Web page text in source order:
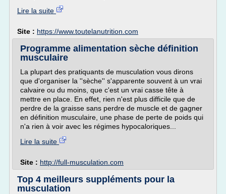
Lire la suite
Site : https://www.toutelanutrition.com
Programme alimentation sèche définition
musculaire
La plupart des pratiquants de musculation vous dirons
que d'organiser la ''sèche'' s'apparente souvent à un vrai
calvaire ou du moins, que c'est un vrai casse tête à
mettre en place. En effet, rien n'est plus difficile que de
perdre de la graisse sans perdre de muscle et de gagner
en définition musculaire, une phase de perte de poids qui
n'a rien à voir avec les régimes hypocaloriques...
Lire la suite
Site : http://full-musculation.com
Top 4 meilleurs suppléments pour la
musculation